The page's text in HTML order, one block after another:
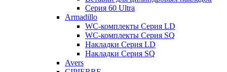
Серия 60 Ultra
Armadillo
WC-комплекты Серия LD
WC-комплекты Серия SQ
Накладки Серия LD
Накладки Серия SQ
Avers